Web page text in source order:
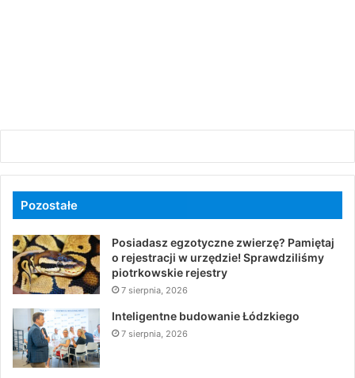
Pozostałe
Posiadasz egzotyczne zwierzę? Pamiętaj
o rejestracji w urzędzie! Sprawdziliśmy
piotrkowskie rejestry
7 sierpnia, 2026
Inteligentne budowanie Łódzkiego
7 sierpnia, 2026